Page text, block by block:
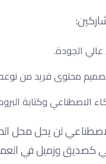
الجودة.
محتوى فريد من
وكتابة
لن يحل محل
كصديق وزميل في